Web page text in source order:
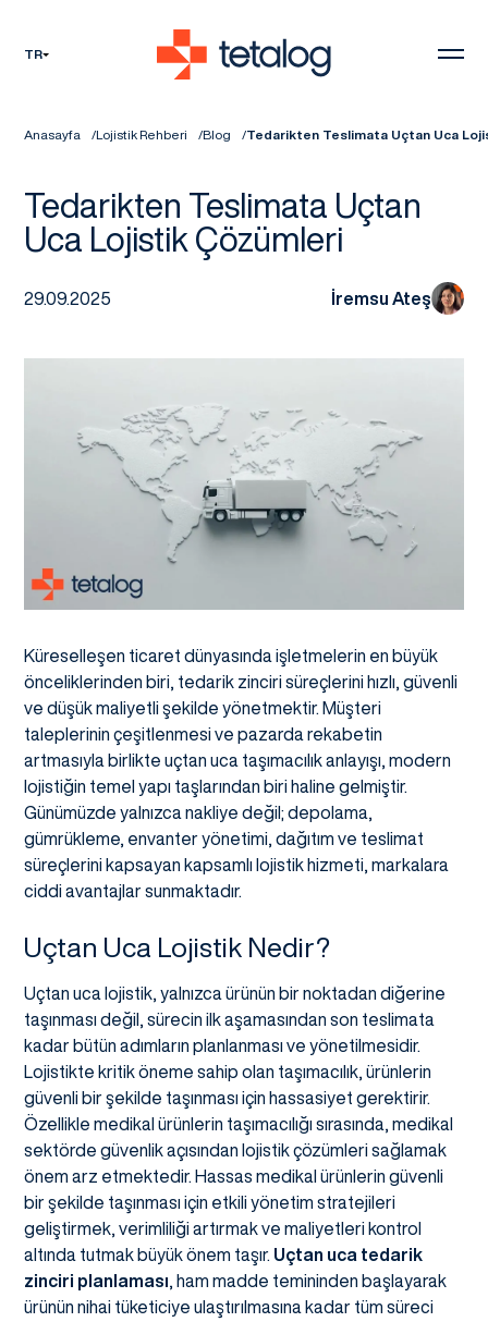
TR
Anasayfa Lojistik Rehberi Blog Tedarikten Teslimata Uçtan Uca
Tedarikten Teslimata Uçtan
Uca Lojistik Çözümleri
29.09.2025 İremsu Ateş
Küreselleşen ticaret dünyasında işletmelerin en büyük
önceliklerinden biri, tedarik zinciri süreçlerini hızlı, güvenli
ve düşük maliyetli şekilde yönetmektir. Müşteri
taleplerinin çeşitlenmesi ve pazarda rekabetin
artmasıyla birlikte uçtan uca taşımacılık anlayışı, modern
lojistiğin temel yapı taşlarından biri haline gelmiştir.
Günümüzde yalnızca nakliye değil; depolama,
gümrükleme, envanter yönetimi, dağıtım ve teslimat
süreçlerini kapsayan kapsamlı lojistik hizmeti, markalara
ciddi avantajlar sunmaktadır.
Uçtan Uca Lojistik Nedir?
Uçtan uca lojistik, yalnızca ürünün bir noktadan diğerine
taşınması değil, sürecin ilk aşamasından son teslimata
kadar bütün adımların planlanması ve yönetilmesidir.
Lojistikte kritik öneme sahip olan taşımacılık, ürünlerin
güvenli bir şekilde taşınması için hassasiyet gerektirir.
Özellikle medikal ürünlerin taşımacılığı sırasında, medikal
sektörde güvenlik açısından lojistik çözümleri sağlamak
önem arz etmektedir. Hassas medikal ürünlerin güvenli
bir şekilde taşınması için etkili yönetim stratejileri
geliştirmek, verimliliği artırmak ve maliyetleri kontrol
altında tutmak büyük önem taşır. Uçtan uca tedarik
zinciri planlaması , ham madde temininden başlayarak
ürünün nihai tüketiciye ulaştırılmasına kadar tüm süreci